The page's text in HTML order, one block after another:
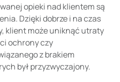
opieki nad klientem są
Dzięki dobrze i na czas
klient może uniknąć utraty
ochrony czy
z brakiem
był przyzwyczajony.